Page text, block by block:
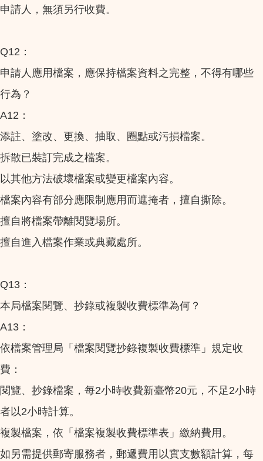
申請人，無須另行收費。
Q12：
申請人應用檔案，應保持檔案資料之完整，不得有哪些
行為？
A12：
添註、塗改、更換、抽取、圈點或污損檔案。
拆散已裝訂完成之檔案。
以其他方法破壞檔案或變更檔案內容。
檔案內容有部分應限制應用而遮掩者，擅自撕除。
擅自將檔案帶離閱覽場所。
擅自進入檔案作業或典藏處所。
Q13：
本局檔案閱覽、抄錄或複製收費標準為何？
A13：
依檔案管理局「檔案閱覽抄錄複製收費標準」規定收
費：
閱覽、抄錄檔案，每2小時收費新臺幣20元，不足2小時
者以2小時計算。
複製檔案，依「檔案複製收費標準表」繳納費用。
如另需提供郵寄服務者，郵遞費用以實支數額計算，每